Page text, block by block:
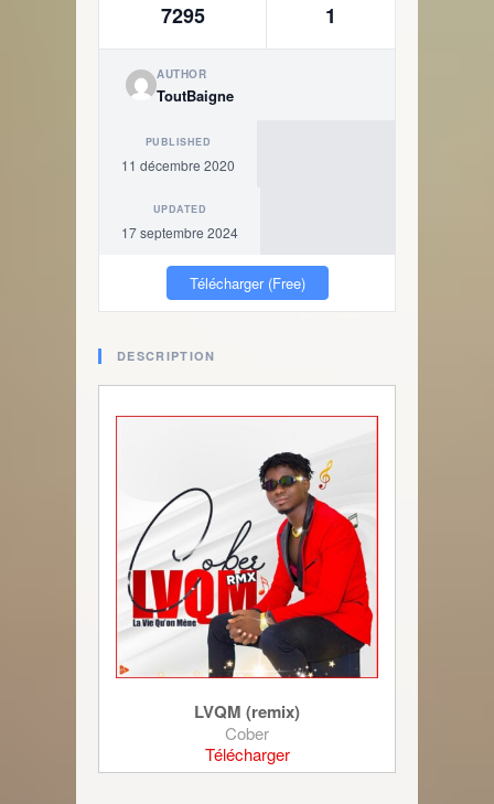
7295 1
AUTHOR
ToutBaigne
PUBLISHED
11 décembre 2020
UPDATED
17 septembre 2024
Télécharger (Free)
DESCRIPTION
LVQM (remix)
Cober
Télécharger